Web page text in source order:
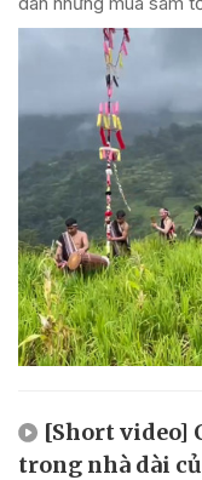
[Short video]
trong nhà dài